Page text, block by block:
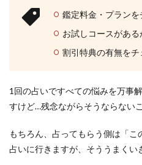
鑑定料金・プランを
お試しコースがある
割引特典の有無をチ
1回の占いですべての悩みを万事
すけど…残念ながらそうならない
もちろん、占ってもらう側は「
占いに行きますが、そううまくい